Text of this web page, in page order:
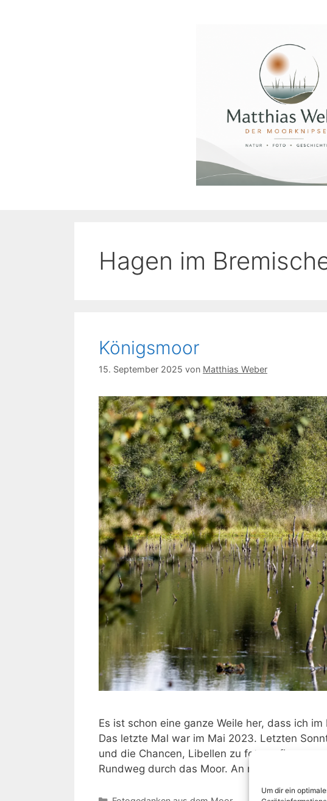
Um dir ein
Hagen im
Königsmoor
15. September 2025 von Matthias Weber
Es ist schon eine ganze Weile her, dass ich
Das letzte Mal war im Mai 2023. Letzten
und die Chancen, Libellen zu fotografieren,
Rundweg durch das Moor. An mehreren